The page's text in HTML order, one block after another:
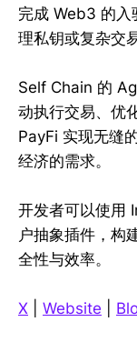
完成 Web3 的入
理私钥或复杂交易
Self Chain 的
动执行交易、优
PayFi 实现无缝
经济的需求。
开发者可以使用
户抽象插件，构
全性与效率。
X Website